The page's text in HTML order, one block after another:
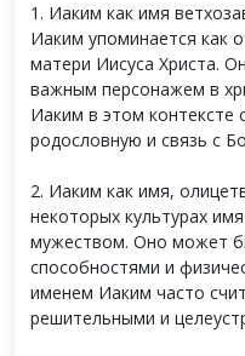
1. Иаким как имя
Иаким упоминается как
матери Иисуса Христа.
важным персонажем в
Иаким в этом контексте
родословную и связь с
2. Иаким как имя,
некоторых культурах
мужеством. Оно может
способностями и
именем Иаким часто
решительными и